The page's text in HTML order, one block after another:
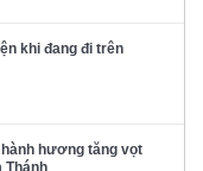
khi đang đi trên
hương tăng vọt